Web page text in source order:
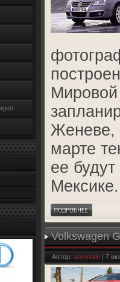
Мировой
Женеве,
марте
ее
Мексике.
Volkswagen
мотора
Автор: adrenalin | 7